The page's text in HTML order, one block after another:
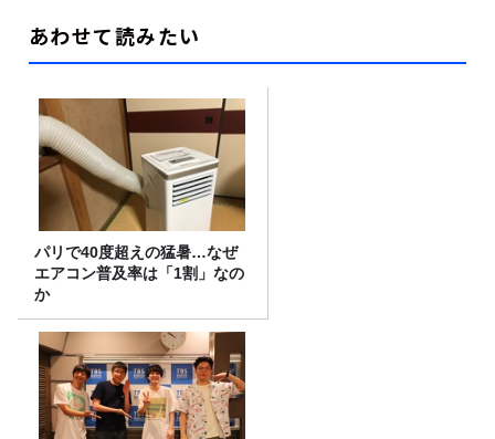
あわせて読みたい
パリで40度超えの猛暑…なぜ
エアコン普及率は「1割」なの
か